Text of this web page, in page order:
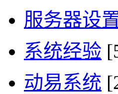
服务器设
系统经验
动易系统